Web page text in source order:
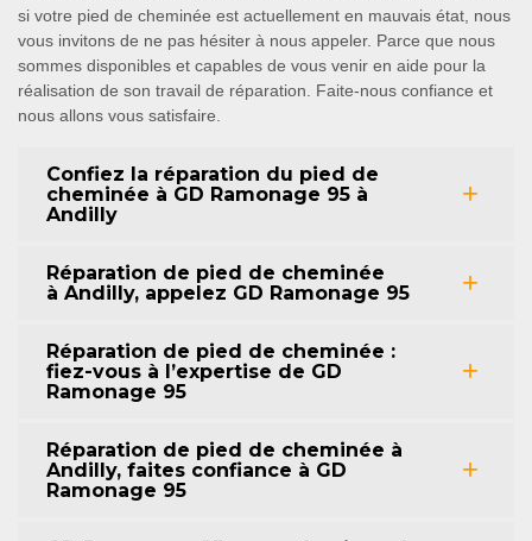
si votre pied de cheminée est actuellement en mauvais état, nous
vous invitons de ne pas hésiter à nous appeler. Parce que nous
sommes disponibles et capables de vous venir en aide pour la
réalisation de son travail de réparation. Faite-nous confiance et
nous allons vous satisfaire.
Confiez la réparation du pied de
cheminée à GD Ramonage 95 à
Andilly
Réparation de pied de cheminée
à Andilly, appelez GD Ramonage 95
Réparation de pied de cheminée :
fiez-vous à l’expertise de GD
Ramonage 95
Réparation de pied de cheminée à
Andilly, faites confiance à GD
Ramonage 95